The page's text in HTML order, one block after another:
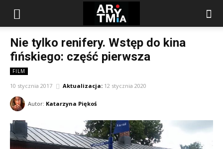
arytmia.eu
Nie tylko renifery. Wstęp do kina
fińskiego: część pierwsza
FILM
10 stycznia 2017 Aktualizacja: 12 stycznia 2020
Autor: Katarzyna Piękoś